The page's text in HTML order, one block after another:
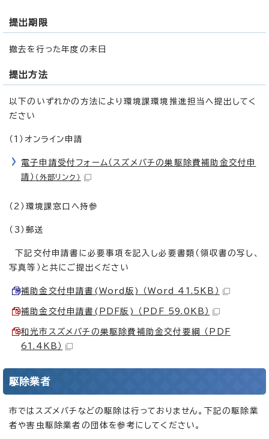
提出期限
撤去を行った年度の末日
提出方法
以下のいずれかの方法により環境課環境推進担当へ提出してく
ださい
（1）オンライン申請
電子申請受付フォーム（スズメバチの巣駆除費補助金交付申
請） （外部リンク）
（2）環境課窓口へ持参
（3）郵送
下記交付申請書に必要事項を記入し必要書類（領収書の写し、
写真等）と共にご提出ください
補助金交付申請書(Word版) （Word 41.5KB）
補助金交付申請書(PDF版) （PDF 59.0KB）
和光市スズメバチの巣駆除費補助金交付要綱 （PDF
61.4KB）
駆除業者
市ではスズメバチなどの駆除は行っておりません。下記の駆除業
者や害虫駆除業者の団体を参考にしてください。